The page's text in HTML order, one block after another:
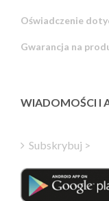
Oświadczenie
Gwarancja na
WIADOMOŚCI I
Subskrybuj >